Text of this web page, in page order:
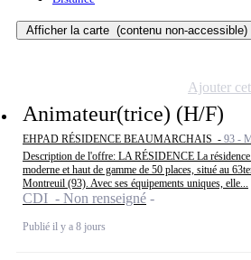
Afficher la carte (contenu non-accessible)
Animateur(trice) (H/F)
EHPAD RÉSIDENCE BEAUMARCHAIS - 93 -
Description de l'offre: LA RÉSIDENCE La
moderne et haut de gamme de 50 places, situé au
Montreuil (93). Avec ses équipements uniques, elle...
CDI - Non renseigné
Publié il y a 8 jours
Ajouter